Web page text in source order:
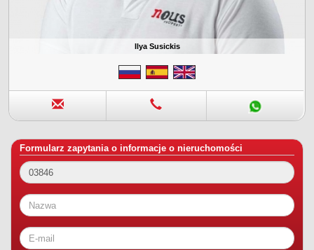
Ilya Susickis
Formularz zapytania o informacje o nieruchomości